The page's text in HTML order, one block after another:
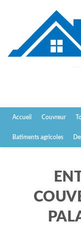
Accueil Couvreur
Batiments agricoles